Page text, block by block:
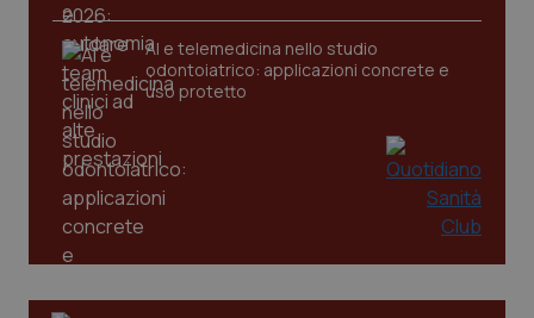
AI e telemedicina nello studio
odontoiatrico: applicazioni concrete e
uso protetto